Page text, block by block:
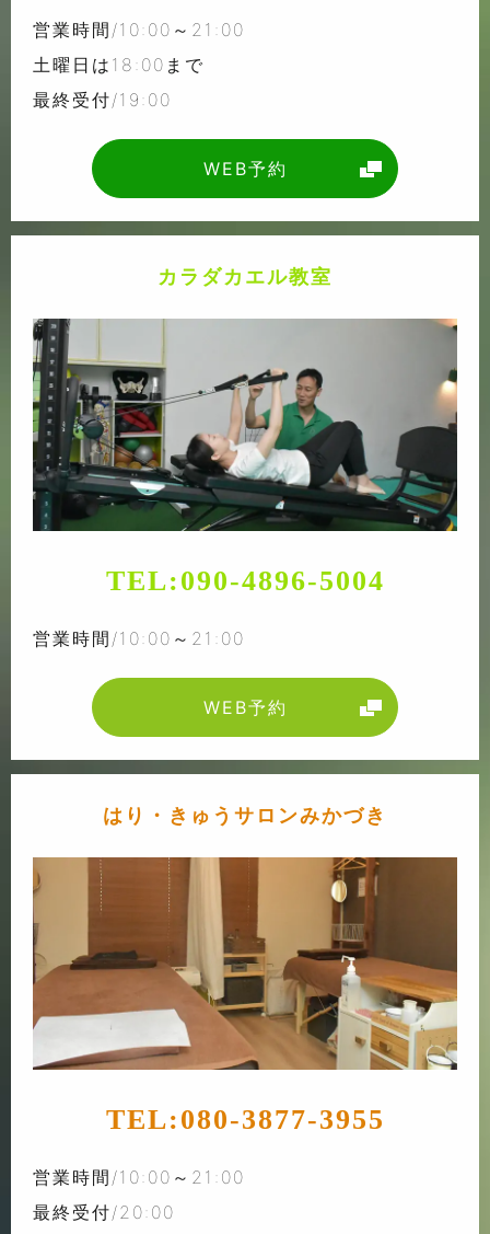
営業時間/10:00～21:00
土曜日は18:00まで
最終受付/19:00
WEB予約
カラダカエル教室
TEL:090-4896-5004
営業時間/10:00～21:00
WEB予約
はり・きゅうサロンみかづき
TEL:080-3877-3955
営業時間/10:00～21:00
最終受付/20:00